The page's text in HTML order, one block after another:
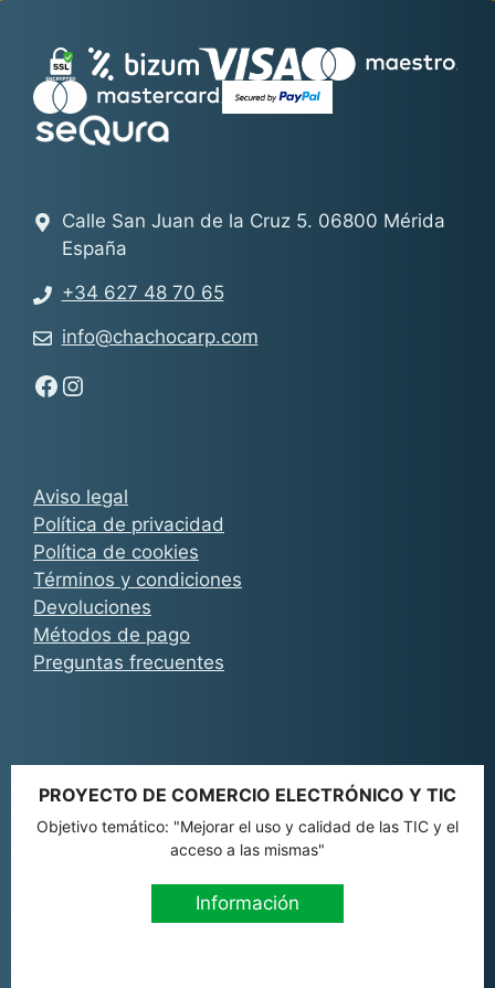
Aviso legal
Política de privacidad
Política de cookies
Términos y condiciones
Devoluciones
Métodos de pago
Preguntas frecuentes
Calle San Juan de la Cruz 5. 06800 Mérida
España
+34 627 48 70 65
info@chachocarp.com
Síguenos en Facebook - Chachocarp
Síguenos en Instagram - Chachocarp
PROYECTO DE COMERCIO ELECTRÓNICO Y TIC
Objetivo temático: "Mejorar el uso y calidad de las TIC y el
acceso a las mismas"
Información